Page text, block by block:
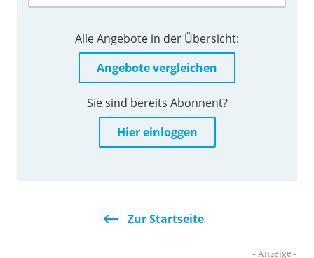
Alle Angebote in der Übersicht:
Angebote vergleichen
Sie sind bereits Abonnent?
Hier einloggen
Zur Startseite